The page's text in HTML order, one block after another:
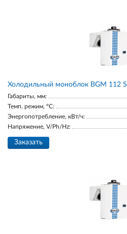
Холодильный моноблок BGM 112 S
Габариты, мм:
Темп. режим, °С:
Энергопотребление, кВт/ч:
Напряжение, V/Ph/Hz:
Заказать